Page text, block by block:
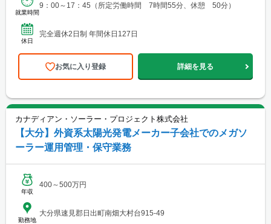
就業時間
9：00～17：45（所定労働時間 7時間55分、休憩 50分）
休日
完全週休2日制 年間休日127日
お気に入り登録 詳細を見る
カナディアン・ソーラー・プロジェクト株式会社
【大分】外資系太陽光発電メーカー子会社でのメガソ
ーラー運用管理・保守業務
年収
400～500万円
勤務地
大分県速見郡日出町南畑大村台915-49